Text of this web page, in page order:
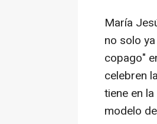
María
no solo
copago"
celebren
tiene en
modelo